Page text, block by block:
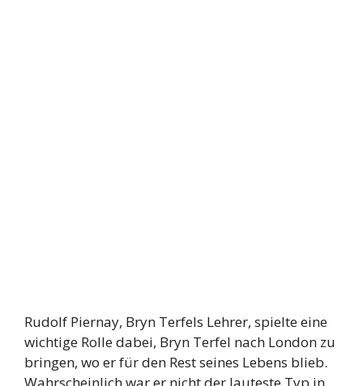
Rudolf Piernay, Bryn Terfels Lehrer, spielte eine
wichtige Rolle dabei, Bryn Terfel nach London zu
bringen, wo er für den Rest seines Lebens blieb.
Wahrscheinlich war er nicht der lauteste Typ in